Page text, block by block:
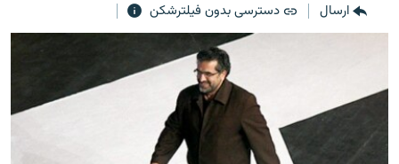
فرکانس‌ها
گزارش‌های تصویری
زنان فردا
به ما بپیوندید
ارسال
دسترسی بدون فیلترشکن